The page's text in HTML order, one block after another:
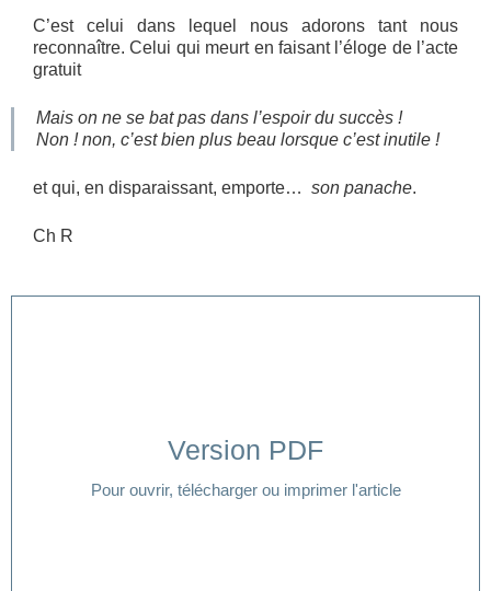
C’est celui dans lequel nous adorons tant nous
reconnaître. Celui qui meurt en faisant l’éloge de l’acte
gratuit
Mais on ne se bat pas dans l’espoir du succès !
Non ! non, c’est bien plus beau lorsque c’est inutile !
et qui, en disparaissant, emporte… son panache.
Ch R
Version PDF
Pour ouvrir, télécharger ou imprimer l'article
Cliquer ici